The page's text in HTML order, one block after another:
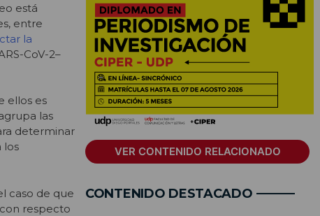
está
entre
la
CoV-2–
ellos es
las
determinar
los
caso de que
respecto
VER CONTENIDO RELACIONADO
CONTENIDO DESTACADO